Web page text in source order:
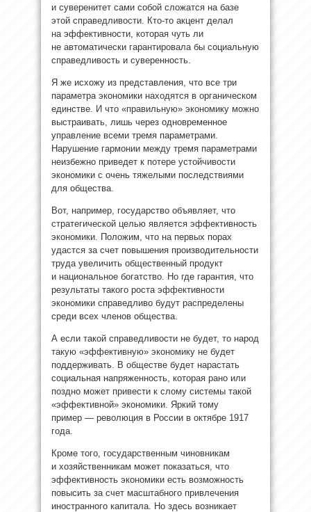
и суверенитет сами собой сложатся на базе
этой справедливости. Кто-то акцент делал
на эффективности, которая чуть ли
не автоматически гарантировала бы социальную
справедливость и суверенность.
Я же исхожу из представления, что все три
параметра экономики находятся в органическом
единстве. И что «правильную» экономику можно
выстраивать, лишь через одновременное
управление всеми тремя параметрами.
Нарушение гармонии между тремя параметрами
неизбежно приведет к потере устойчивости
экономики с очень тяжелыми последствиями
для общества.
Вот, например, государство объявляет, что
стратегической целью является эффективность
экономики. Положим, что на первых порах
удастся за счет повышения производительности
труда увеличить общественный продукт
и национальное богатство. Но где гарантия, что
результаты такого роста эффективности
экономики справедливо будут распределены
среди всех членов общества.
А если такой справедливости не будет, то народ
такую «эффективную» экономику не будет
поддерживать. В обществе будет нарастать
социальная напряженность, которая рано или
поздно может привести к слому системы такой
«эффективной» экономики. Яркий тому
пример — революция в России в октябре 1917
года.
Кроме того, государственным чиновникам
и хозяйственникам может показаться, что
эффективность экономики есть возможность
повысить за счет масштабного привлечения
иностранного капитала. Но здесь возникает